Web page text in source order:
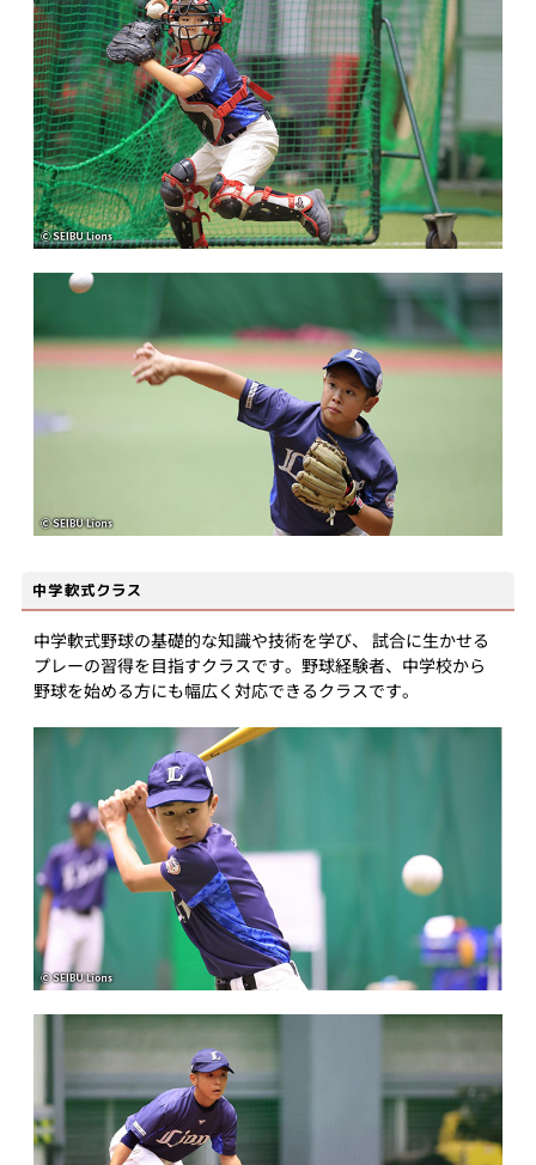
中学軟式クラス
中学軟式野球の基礎的な知識や技術を学び、 試合に生かせる
プレーの習得を目指すクラスです。野球経験者、中学校から
野球を始める方にも幅広く対応できるクラスです。